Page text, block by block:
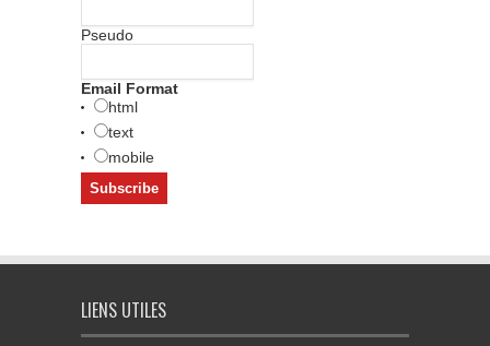
Pseudo
Email Format
html
text
mobile
LIENS UTILES